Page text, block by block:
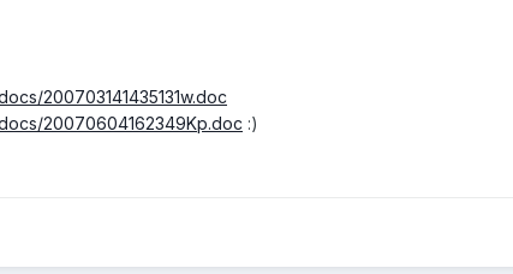
200703141435131w.doc
20070604162349Kp.doc :)